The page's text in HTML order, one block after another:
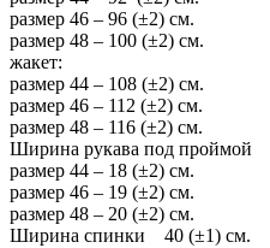
размер 46 – 96 (±2) см.
размер 48 – 100 (±2) см.
жакет:
размер 44 – 108 (±2) см.
размер 46 – 112 (±2) см.
размер 48 – 116 (±2) см.
Ширина рукава под проймой
размер 44 – 18 (±2) см.
размер 46 – 19 (±2) см.
размер 48 – 20 (±2) см.
Ширина спинки 40 (±1) см.